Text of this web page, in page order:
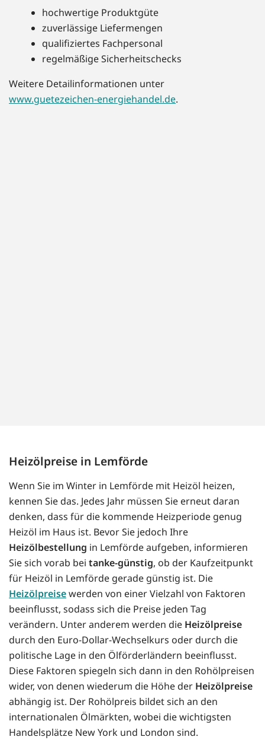
hochwertige Produktgüte
zuverlässige Liefermengen
qualifiziertes Fachpersonal
regelmäßige Sicherheitschecks
Weitere Detailinformationen unter
www.guetezeichen-energiehandel.de.
Heizölpreise in Lemförde
Wenn Sie im Winter in Lemförde mit Heizöl heizen,
kennen Sie das. Jedes Jahr müssen Sie erneut daran
denken, dass für die kommende Heizperiode genug
Heizöl im Haus ist. Bevor Sie jedoch Ihre
Heizölbestellung in Lemförde aufgeben, informieren
Sie sich vorab bei tanke-günstig, ob der Kaufzeitpunkt
für Heizöl in Lemförde gerade günstig ist. Die
Heizölpreisewerden von einer Vielzahl von Faktoren
beeinflusst, sodass sich die Preise jeden Tag
verändern. Unter anderem werden die Heizölpreise
durch den Euro-Dollar-Wechselkurs oder durch die
politische Lage in den Ölförderländern beeinflusst.
Diese Faktoren spiegeln sich dann in den Rohölpreisen
wider, von denen wiederum die Höhe der Heizölpreise
abhängig ist. Der Rohölpreis bildet sich an den
internationalen Ölmärkten, wobei die wichtigsten
Handelsplätze New York und London sind.